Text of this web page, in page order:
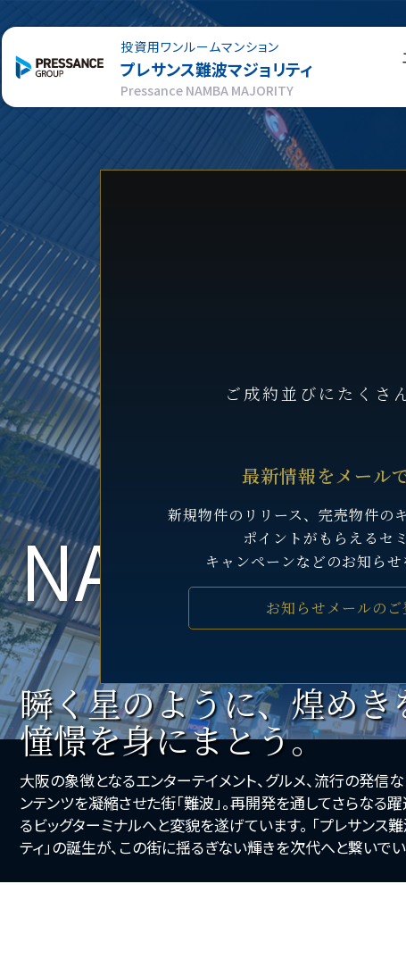
投資用ワンルームマンション
プレサンス難波マジョリティ
Pressance NAMBA MAJORITY
ご成約並びにたくさ
最新情報をメール
新規物件のリリース、完売物件の
ポイントがもらえるセ
キャンペーンなどのお知らせ
お知らせメールのご
NAMBA
瞬く星のように、煌めき
憧憬を身にまとう。
大阪の象徴となるエンターテイメント、グルメ、流行の発信
ンテンツを凝縮させた街「難波」。再開発を通してさらなる
るビッグターミナルへと変貌を遂げています。 「プレサンス
ティ」の誕生が、この街に揺るぎない輝きを次代へと繋いでい